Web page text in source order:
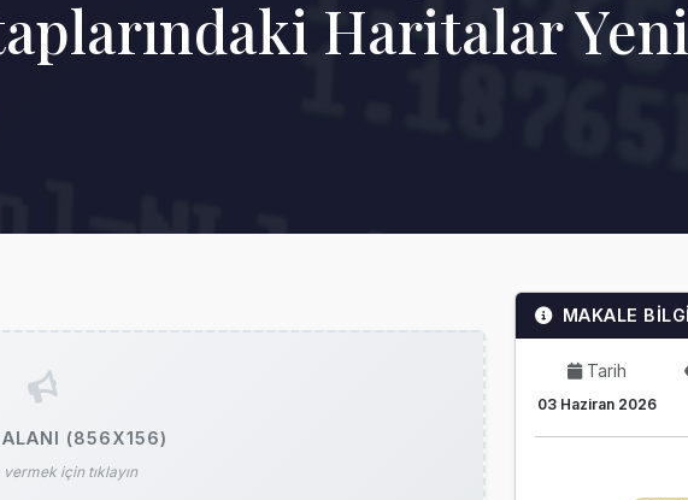
Haritalar
ALANI (856X156)
için tıklayın
MAKALE
Tarih
03 Haziran 2026